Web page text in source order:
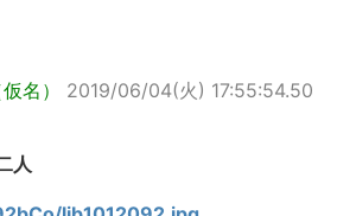
名）
2019/06/04(火) 17:55:54.50
人